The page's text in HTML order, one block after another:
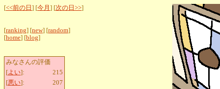
[<<前の日 ] [今月 ] [次の日>>]
[ranking] [new] [random]
[home] [blog]
みなさんの評価
[よい]:
215
[悪い]:
207